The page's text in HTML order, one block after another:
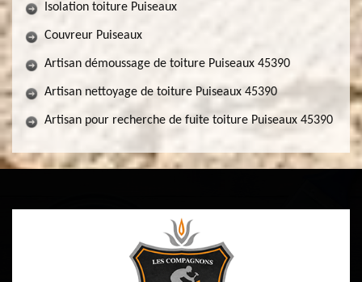
Isolation toiture Puiseaux
Couvreur Puiseaux
Artisan démoussage de toiture Puiseaux 45390
Artisan nettoyage de toiture Puiseaux 45390
Artisan pour recherche de fuite toiture Puiseaux 45390